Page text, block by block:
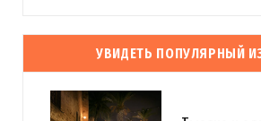
УВИДЕТЬ ПОПУЛЯРНЫЙ